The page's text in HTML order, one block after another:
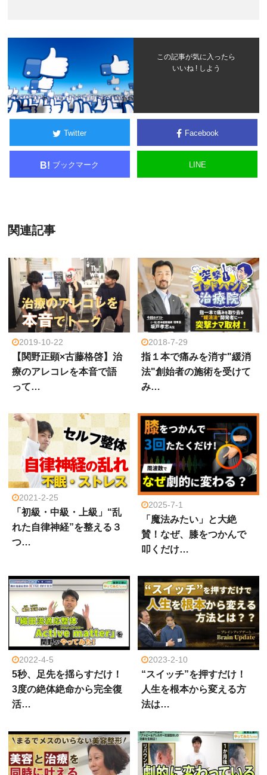
この記事が気に入ったら
いいね ! しよう
Twitter Facebook
B! ブックマーク LINE
関連記事
2019-10-22
【関野正顕×古藤格啓】治
療のアレコレを本音で語
って…
2018-7-29
指１本で痛みを消す"緩消
法"創始者の施術を受けて
み…
2021-2-25
「初級・中級・上級」“乱
れた自律神経”を整える３
つ…
2025-7-1
「魔法みたい」と大絶
賛！なぜ、膝をつかんで
叩くだけ…
2022-4-5
5秒、足先を揺らすだけ！
3度の絶体絶命から完全復
活…
2023-2-10
“スイッチ”を押すだけ！
人生を根本から変える方
法は…